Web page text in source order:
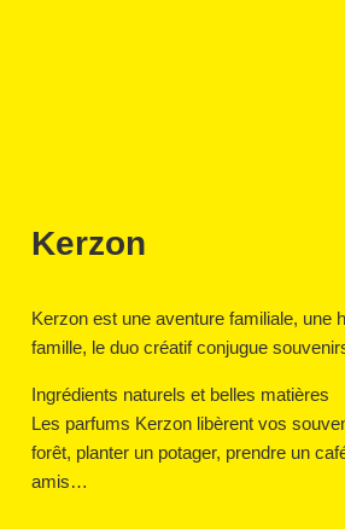
Kerzon
Kerzon est une aventure familiale, une
famille, le duo créatif conjugue
Ingrédients naturels et belles matières
Les parfums Kerzon libèrent vos
forêt, planter un potager, prendre un
amis…